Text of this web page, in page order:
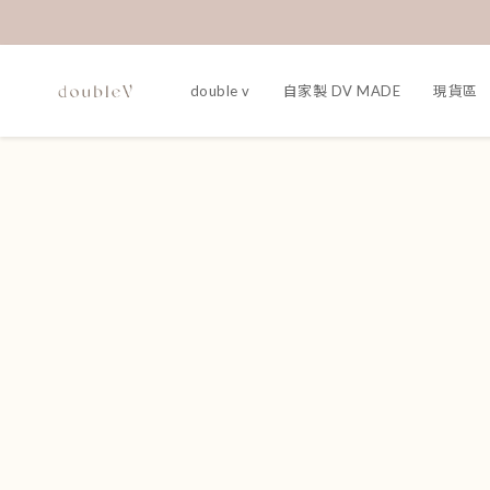
double v 自家製 DV MADE 現貨區